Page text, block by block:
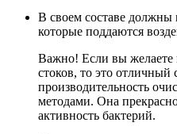
В своем составе должны
которые поддаются
Важно! Если вы желаете
стоков, то это отличный
производительность
методами. Она
активность бактерий.